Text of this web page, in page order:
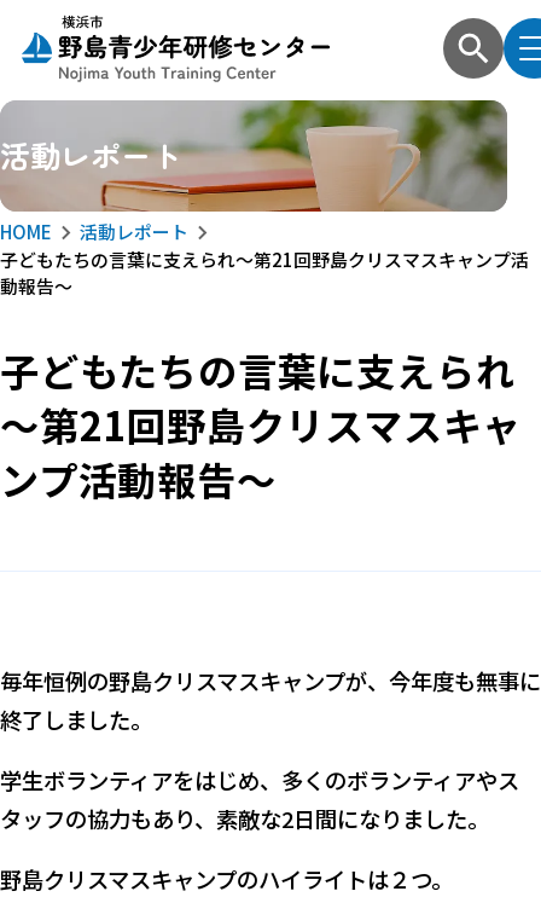
活動レポート
HOME
活動レポート
子どもたちの言葉に支えられ～第21回野島クリスマスキャンプ活
動報告～
子どもたちの言葉に支えられ
～第21回野島クリスマスキャ
ンプ活動報告～
毎年恒例の野島クリスマスキャンプが、今年度も無事に
終了しました。
学生ボランティアをはじめ、多くのボランティアやス
タッフの協力もあり、素敵な2日間になりました。
野島クリスマスキャンプのハイライトは２つ。